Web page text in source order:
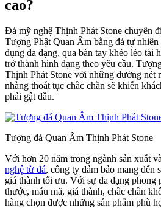
cao?
Đá mỹ nghệ Thịnh Phát Stone chuyên
Tượng Phật Quan Âm bằng đá tự
dụng đa dạng, qua bàn tay khéo léo tài
trở thành hình dạng theo yêu cầu.
Thịnh Phát Stone với những đường nét
nhàng thoát tục chắc chắn sẽ khiến
phải gật đầu.
Tượng đá Quan Âm Thịnh Phát Stone
Với hơn 20 năm trong ngành sản xuất và
nghệ từ đá, công ty đảm bảo mang đến
giá thành tối ưu. Với sự đa dạng phong
thước, mẫu mã, giá thành, chắc chắn
hàng chọn được những sản phẩm phù